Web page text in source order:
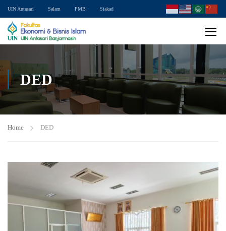
UIN Antasari Salam PMB Siakad
DED
Home DED